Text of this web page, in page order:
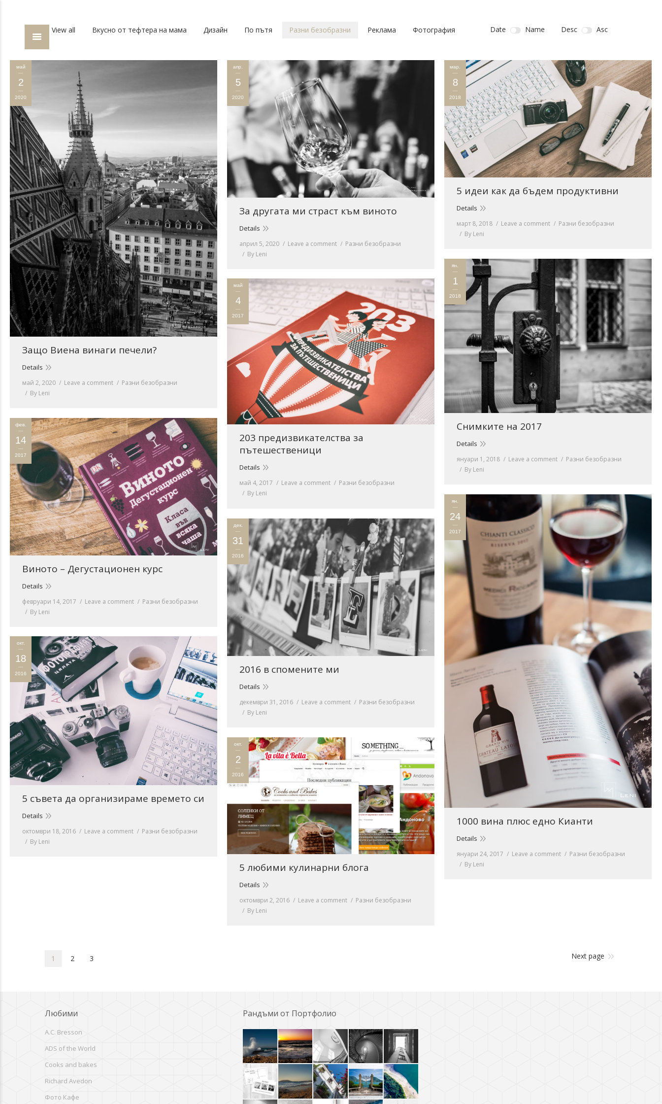
View all Вкусно от тефтера на мама Дизайн По пътя Разни безобразни Реклама Фотография Date Name Desc Asc
май
2
2020
Защо Виена винаги печели?
Details
май 2, 2020 Leave a comment
Разни безобразни
By Leni
апр.
5
2020
За другата ми страст към виното
Details
април 5, 2020 Leave a comment
Разни безобразни
By Leni
мар.
8
2018
5 идеи как да бъдем продуктивни
Details
март 8, 2018 Leave a comment
Разни безобразни
By Leni
ян.
1
2018
Снимките на 2017
Details
януари 1, 2018 Leave a comment
Разни безобразни
By Leni
май
4
2017
203 предизвикателства за
пътешественици
Details
май 4, 2017 Leave a comment
Разни безобразни
By Leni
фев.
14
2017
Виното – Дегустационен курс
Details
февруари 14, 2017 Leave a comment
Разни безобразни
By Leni
ян.
24
2017
1000 вина плюс едно Кианти
Details
януари 24, 2017 Leave a comment
Разни безобразни
By Leni
дек.
31
2016
2016 в спомените ми
Details
декември 31, 2016 Leave a comment
Разни безобразни
By Leni
окт.
18
2016
5 съвета да организираме времето си
Details
октомври 18, 2016 Leave a comment
Разни безобразни
By Leni
окт.
2
2016
5 любими кулинарни блога
Details
октомври 2, 2016 Leave a comment
Разни безобразни
By Leni
1 2 3 Next page
Любими
A.C. Bresson
ADS of the World
Cooks and bakes
Richard Avedon
Фото Кафе
Рандъми от Портфолио